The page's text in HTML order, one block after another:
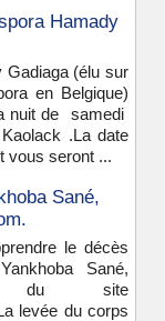
Hamady
Gadiaga (élu sur
en Belgique)
nuit de samedi
.La date
vous seront ...
Sané,
le décès
Sané,
du site
levée du corps